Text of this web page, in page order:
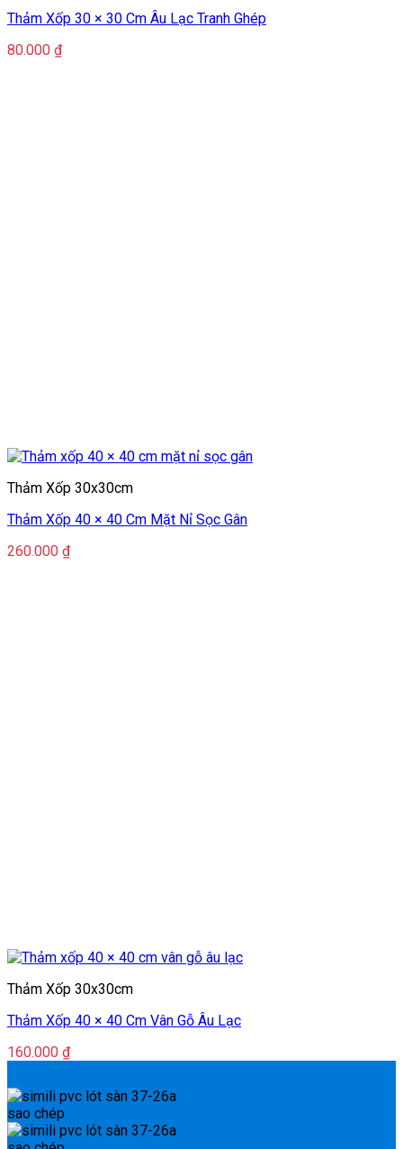
Thảm Xốp 30 × 30 Cm Âu Lạc Tranh Ghép
80.000 ₫
Thảm Xốp 30x30cm
Thảm Xốp 40 × 40 Cm Mặt Nỉ Sọc Gân
260.000 ₫
Thảm Xốp 30x30cm
Thảm Xốp 40 × 40 Cm Vân Gỗ Âu Lạc
160.000 ₫